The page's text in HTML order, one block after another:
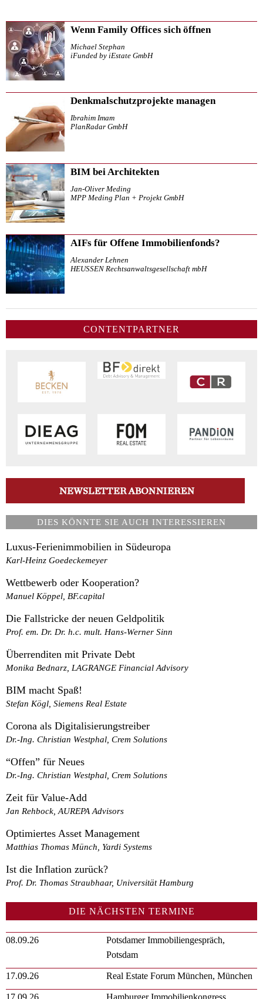
Wenn Family Offices sich öffnen
Michael Stephan
iFunded by iEstate GmbH
Denkmalschutzprojekte managen
Ibrahim Imam
PlanRadar GmbH
BIM bei Architekten
Jan-Oliver Meding
MPP Meding Plan + Projekt GmbH
AIFs für Offene Immobilienfonds?
Alexander Lehnen
HEUSSEN Rechtsanwaltsgesellschaft mbH
CONTENTPARTNER
DIES KÖNNTE SIE AUCH INTERESSIEREN
Luxus-Ferienimmobilien in Südeuropa
Karl-Heinz Goedeckemeyer
Wettbewerb oder Kooperation?
Manuel Köppel, BF.capital
Die Fallstricke der neuen Geldpolitik
Prof. em. Dr. Dr. h.c. mult. Hans-Werner Sinn
Überrenditen mit Private Debt
Monika Bednarz, LAGRANGE Financial Advisory
BIM macht Spaß!
Stefan Kögl, Siemens Real Estate
Corona als Digitalisierungstreiber
Dr.-Ing. Christian Westphal, Crem Solutions
“Offen” für Neues
Dr.-Ing. Christian Westphal, Crem Solutions
Zeit für Value-Add
Jan Rehbock, AUREPA Advisors
Optimiertes Asset Management
Matthias Thomas Münch, Yardi Systems
Ist die Inflation zurück?
Prof. Dr. Thomas Straubhaar, Universität Hamburg
DIE NÄCHSTEN TERMINE
08.09.26
Potsdamer Immobiliengespräch,
Potsdam
17.09.26 Real Estate Forum München, München
17.09.26 Hamburger Immobilienkongress,